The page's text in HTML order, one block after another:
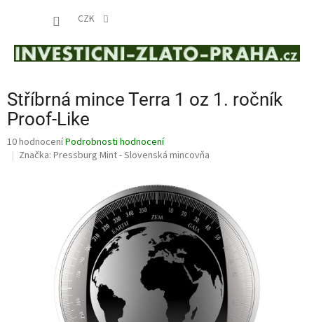
CZK
Stříbrná mince Terra 1 oz 1. ročník
Proof-Like
Průměrné
hodnocení
10 hodnoceníPodrobnosti hodnocení
Značka: Pressburg Mint - Slovenská mincovňa